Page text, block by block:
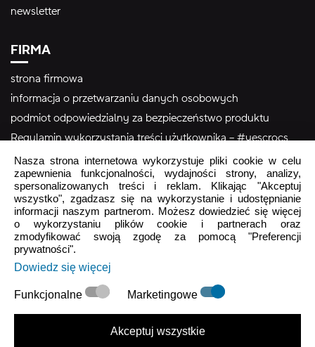
newsletter
FIRMA
strona firmowa
informacja o przetwarzaniu danych osobowych
podmiot odpowiedzialny za bezpieczeństwo produktu
Regulamin wykorzystania treści użytkownika – #yescrocs
Obsługa Klienta
Pon - Pt9:00 - 16:00
Sob - NdzZamknięte
crocs.sklep@intersocks.pl
22 230 94 60
Wyślij
Nasza strona internetowa wykorzystuje pliki cookie w celu
zapewnienia funkcjonalności, wydajności strony, analizy,
spersonalizowanych treści i reklam. Klikając "Akceptuj
wszystko", zgadzasz się na wykorzystanie i udostępnianie
informacji naszym partnerom. Możesz dowiedzieć się więcej
o wykorzystaniu plików cookie i partnerach oraz
zmodyfikować swoją zgodę za pomocą "Preferencji
prywatności".
Dowiedz się więcej
Funkcjonalne Marketingowe
Akceptuj wszystkie